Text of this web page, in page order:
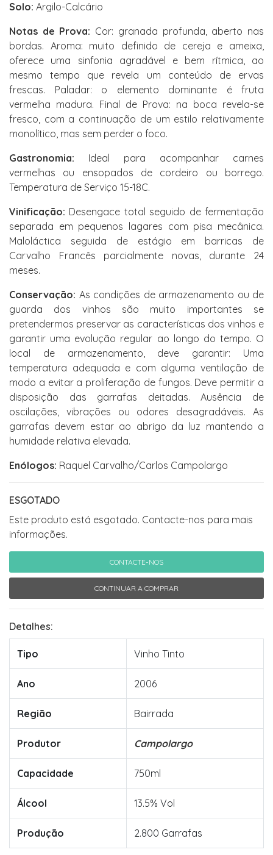
Solo: Argilo-Calcário
Notas de Prova: Cor: granada profunda, aberto nas
bordas. Aroma: muito definido de cereja e ameixa,
oferece uma sinfonia agradável e bem rítmica, ao
mesmo tempo que revela um conteúdo de ervas
frescas. Paladar: o elemento dominante é fruta
vermelha madura. Final de Prova: na boca revela-se
fresco, com a continuação de um estilo relativamente
monolítico, mas sem perder o foco.
Gastronomia: Ideal para acompanhar carnes
vermelhas ou ensopados de cordeiro ou borrego.
Temperatura de Serviço 15-18C.
Vinificação: Desengace total seguido de fermentação
separada em pequenos lagares com pisa mecânica.
Maloláctica seguida de estágio em barricas de
Carvalho Francês parcialmente novas, durante 24
meses.
Conservação: As condições de armazenamento ou de
guarda dos vinhos são muito importantes se
pretendermos preservar as características dos vinhos e
garantir uma evolução regular ao longo do tempo. O
local de armazenamento, deve garantir: Uma
temperatura adequada e com alguma ventilação de
modo a evitar a proliferação de fungos. Deve permitir a
disposição das garrafas deitadas. Ausência de
oscilações, vibrações ou odores desagradáveis. As
garrafas devem estar ao abrigo da luz mantendo a
humidade relativa elevada.
Enólogos: Raquel Carvalho/Carlos Campolargo
ESGOTADO
Este produto está esgotado. Contacte-nos para mais
informações.
CONTACTE-NOS
CONTINUAR A COMPRAR
Detalhes:
Tipo Vinho Tinto
Ano 2006
Região Bairrada
Produtor Campolargo
Capacidade 750ml
Álcool 13.5% Vol
Produção 2.800 Garrafas